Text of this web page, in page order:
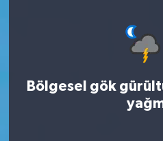
Bölgesel gök
Sağlık